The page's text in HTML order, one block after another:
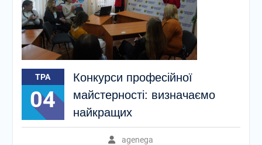
ТРА
04
Конкурси професійної
майстерності: визначаємо
найкращих
agenega